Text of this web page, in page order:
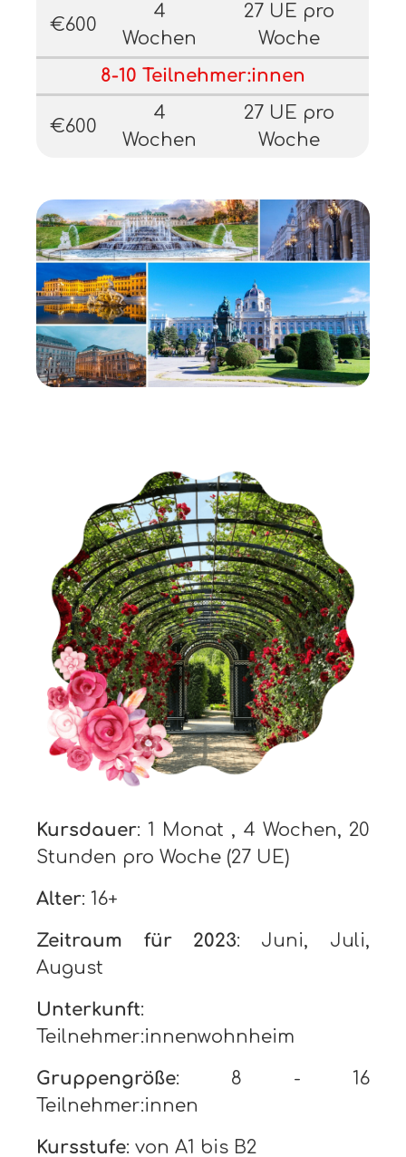
€600
4
Wochen
27 UE pro
Woche
8-10 Teilnehmer:innen
€600
4
Wochen
27 UE pro
Woche
Kursdauer: 1 Monat , 4 Wochen, 20
Stunden pro Woche (27 UE)
Alter: 16+
Zeitraum für 2023: Juni, Juli,
August
Unterkunft:
Teilnehmer:innenwohnheim
Gruppengröße: 8 - 16
Teilnehmer:innen
Kursstufe: von A1 bis B2